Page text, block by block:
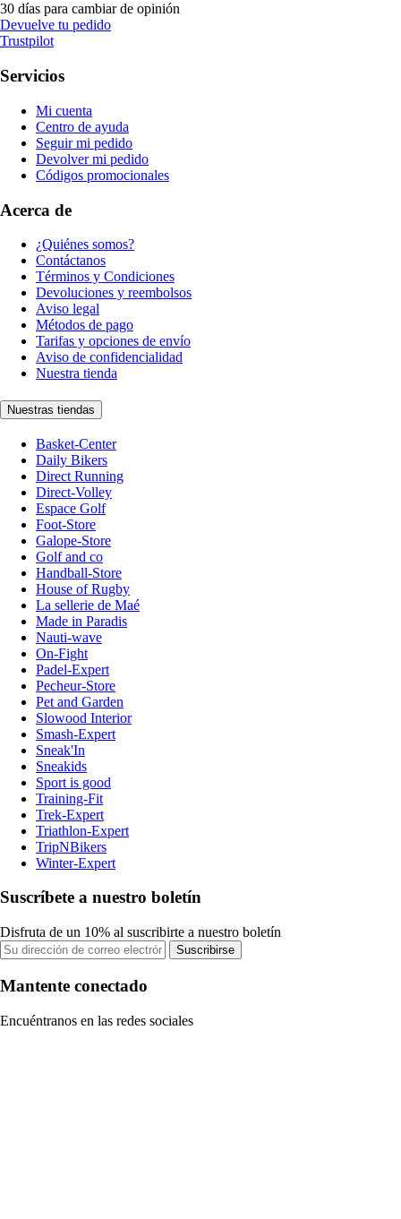
30 días para cambiar de opinión
Devuelve tu pedido
Trustpilot
Servicios
Mi cuenta
Centro de ayuda
Seguir mi pedido
Devolver mi pedido
Códigos promocionales
Acerca de
¿Quiénes somos?
Contáctanos
Términos y Condiciones
Devoluciones y reembolsos
Aviso legal
Métodos de pago
Tarifas y opciones de envío
Aviso de confidencialidad
Nuestra tienda
Nuestras tiendas
Basket-Center
Daily Bikers
Direct Running
Direct-Volley
Espace Golf
Foot-Store
Galope-Store
Golf and co
Handball-Store
House of Rugby
La sellerie de Maé
Made in Paradis
Nauti-wave
On-Fight
Padel-Expert
Pecheur-Store
Pet and Garden
Slowood Interior
Smash-Expert
Sneak'In
Sneakids
Sport is good
Training-Fit
Trek-Expert
Triathlon-Expert
TripNBikers
Winter-Expert
Suscríbete a nuestro boletín
Disfruta de un 10% al suscribirte a nuestro boletín
Suscribirse
Mantente conectado
Encuéntranos en las redes sociales